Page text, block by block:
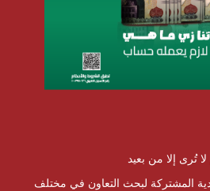
تُرى إلا من بعيد
المشتركة لبحث التعاون في مختلف